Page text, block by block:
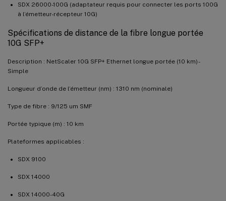
SDX 26000-100G (adaptateur requis pour connecter les ports 100G
à l’émetteur-récepteur 10G)
Spécifications de distance de la fibre longue portée
10G SFP+
Description : NetScaler 10G SFP+ Ethernet longue portée (10 km) -
Simple
Longueur d’onde de l’émetteur (nm) : 1310 nm (nominale)
Type de fibre : 9/125 um SMF
Portée typique (m) : 10 km
Plateformes applicables :
SDX 9100
SDX 14000
SDX 14000-40G